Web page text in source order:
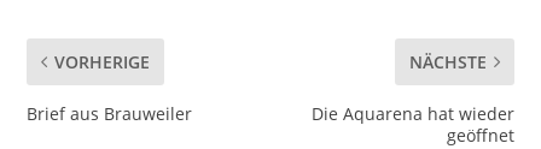
VORHERIGE
Brief aus Brauweiler
NÄCHSTE
Die Aquarena hat wieder
geöffnet